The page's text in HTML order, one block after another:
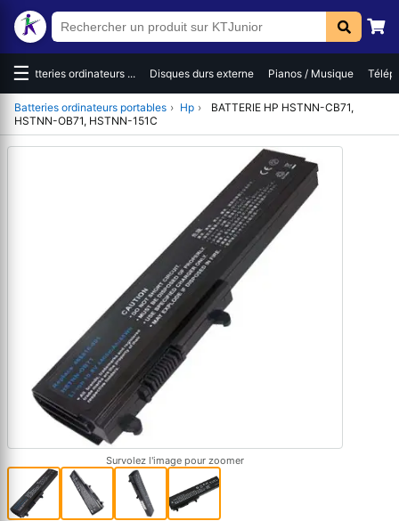
☰Batteries ordinateurs ... Disques durs externe Pianos / Musique
Batteries ordinateurs portables › Hp ›
BATTERIE HP HSTNN-CB71,
HSTNN-OB71, HSTNN-151C
Survolez l'image pour zoomer